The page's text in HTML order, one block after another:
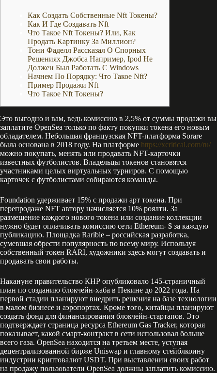
Как Создать Собственные Nft Токены?
Как И Где Создавать Nft
Что Такое Nft Токены? Или, Как
Продать Картинку За Миллион?
Тони Фаделл Рассказал О Спорных
Решениях Джобса Например, Ipod Не
Должен Был Работать С Windows
Начнем По Порядку: Что Такое Nft?
Пример Продажи Nft
Что Такое Nft Токены?
Это выгодно и вам, ведь комиссию в 2,5% от суммы продажи вы
заплатите OpenSea только по факту покупки токена его новым
обладателем. Небольшая французская NFT-платформа Sorare
была основана в 2018 году. На платформе https://xcritical.com/ru/
можно покупать, менять или продавать NFT-карточки
известных футболистов. Владельцы токенов становятся
участниками целых виртуальных турниров. С помощью
карточек с футболистами собираются команды.
Foundation удерживает 15% с продажи арт токена. При
перепродаже NFT автору начисляется 10% роялти. За
размещение каждого нового токена или создание коллекции
нужно будет оплачивать комиссию сети Ethereum- $ за каждую
публикацию. Площадка Rarible – российская разработка,
сумевшая обрести популярность по всему миру. Используя
собственный токен RARI, художники здесь могут создавать и
продавать свои работы.
Накануне правительство КНР опубликовало 145-страничный
план по созданию блокчейн-хаба в Пекине до 2022 года. На
первой стадии планируют внедрить решения на базе технологии
в малом бизнесе и аэропортах. Кроме того, китайцы планируют
создать фонд для финансирования блокчейн-стартапов. Это
подтверждает страница ресурса Ethereum Gas Tracker, которая
показывает, какой смарт-контракт в сети использовал больше
всего газа. OpenSea находится на третьем месте, уступая
децентрализованной бирже Uniswap и главному стейблкоину
индустрии криптовалют USDT. При выставлении своих работ
на продажу пользователи OpenSea должны заплатить комиссию.